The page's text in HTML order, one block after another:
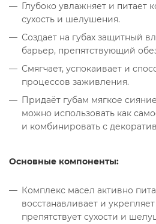
Глубоко увлажняет и питает
сухость и шелушения.
Создает на губах защитный
барьер, препятствующий
Смягчает, успокаивает и
процессов заживления.
Придаёт губам мягкое
можно использовать как
и комбинировать с
Основные компоненты:
Комплекс масел активно
восстанавливает и
препятствует сухости и